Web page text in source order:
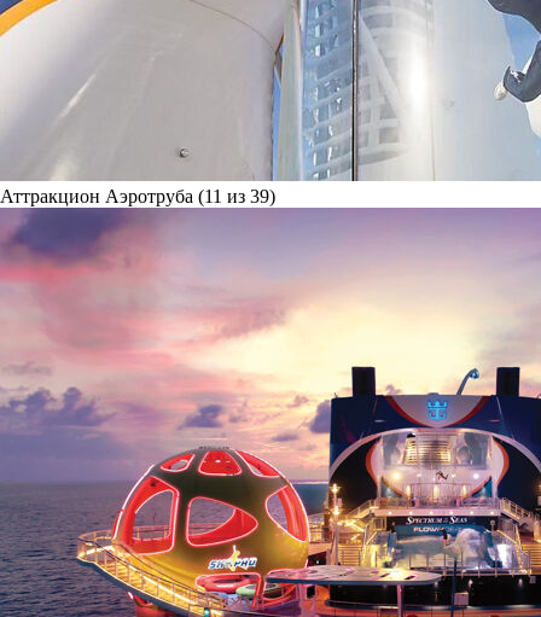
Аттракцион Аэротруба (11 из 39)